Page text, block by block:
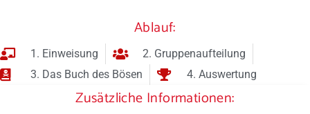
Ablauf:
1. Einweisung
2. Gruppenaufteilung
3. Das Buch des Bösen
4. Auswertung
Zusätzliche Informationen: